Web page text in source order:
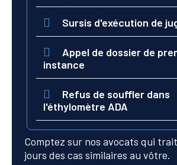
Sursis d'exécution de
Appel de dossier de
instance
Refus de souffler dans
l'éthylomètre ADA
Comptez sur nos avocats qui
jours des cas similaires au vôtre.